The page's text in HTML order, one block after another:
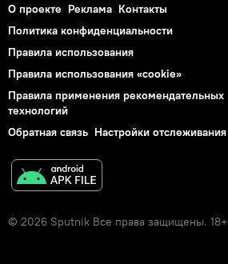
О проекте Реклама Контакты
Политика конфиденциальности
Правила использования
Правила использования «cookie»
Правила применения рекомендательных
технологий
Обратная связь Настройки отслеживания
© 2026 Sputnik Все права защищены. 18+